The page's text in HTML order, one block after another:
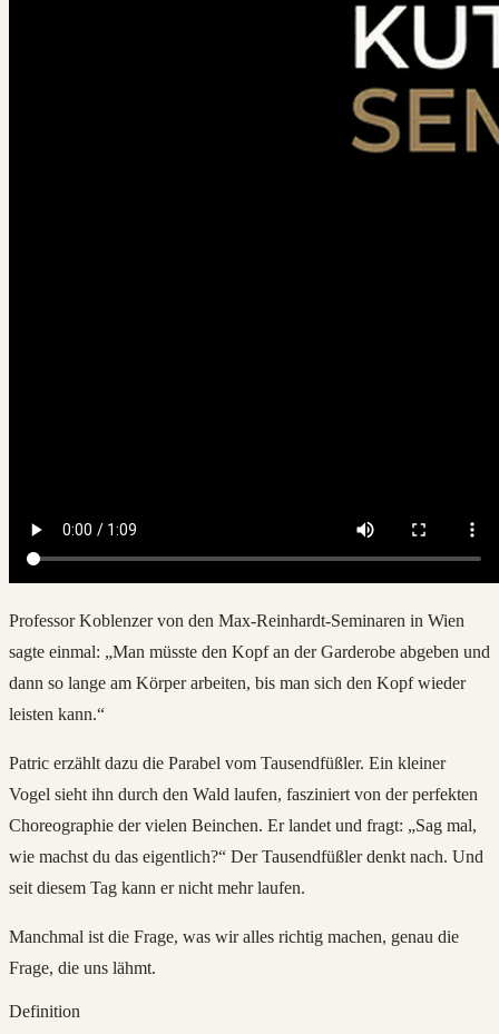
Professor Koblenzer von den Max-Reinhardt-Seminaren in Wien
sagte einmal: „Man müsste den Kopf an der Garderobe abgeben und
dann so lange am Körper arbeiten, bis man sich den Kopf wieder
leisten kann.“
Patric erzählt dazu die Parabel vom Tausendfüßler. Ein kleiner
Vogel sieht ihn durch den Wald laufen, fasziniert von der perfekten
Choreographie der vielen Beinchen. Er landet und fragt: „Sag mal,
wie machst du das eigentlich?“ Der Tausendfüßler denkt nach. Und
seit diesem Tag kann er nicht mehr laufen.
Manchmal ist die Frage, was wir alles richtig machen, genau die
Frage, die uns lähmt.
Definition